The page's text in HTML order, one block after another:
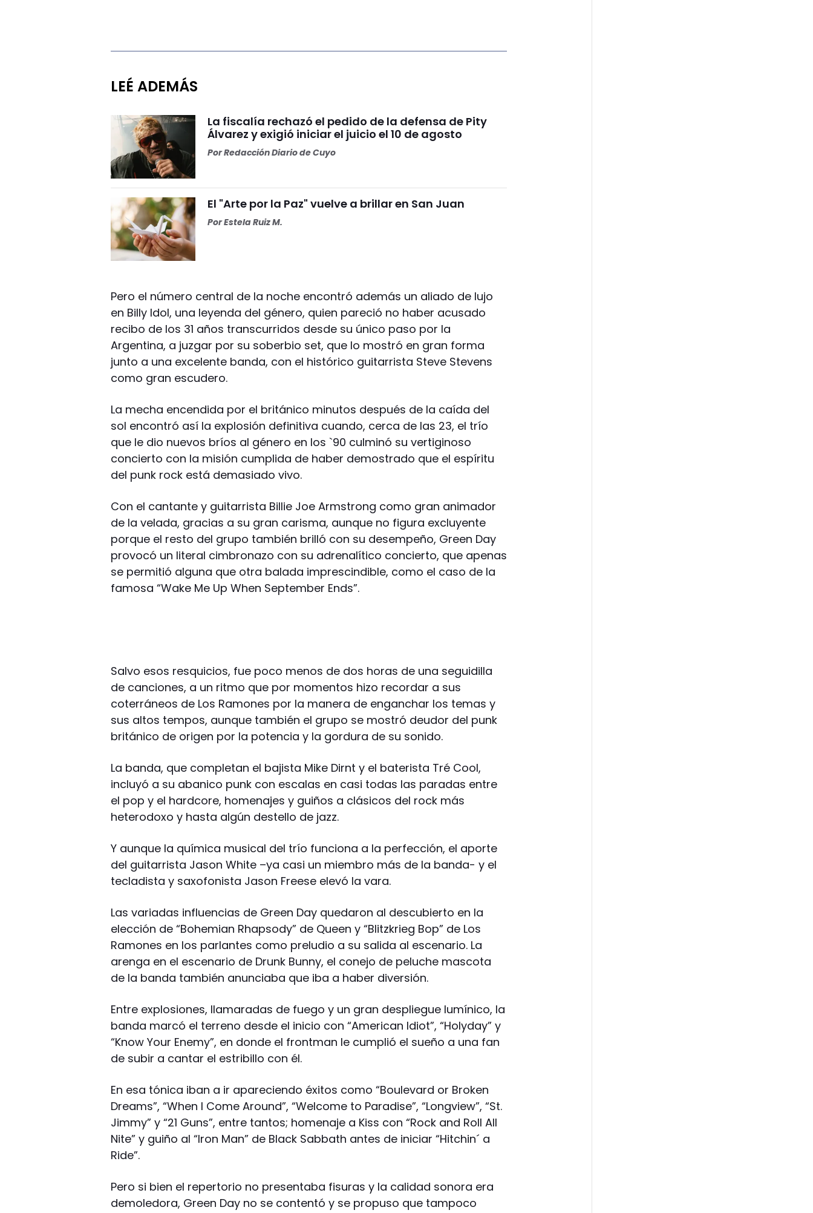
LEÉ ADEMÁS
La fiscalía rechazó el pedido de la defensa de Pity
Álvarez y exigió iniciar el juicio el 10 de agosto
PorRedacción Diario de Cuyo
El "Arte por la Paz" vuelve a brillar en San Juan
PorEstela Ruiz M.
Pero el número central de la noche encontró además un aliado de lujo
en Billy Idol, una leyenda del género, quien pareció no haber acusado
recibo de los 31 años transcurridos desde su único paso por la
Argentina, a juzgar por su soberbio set, que lo mostró en gran forma
junto a una excelente banda, con el histórico guitarrista Steve Stevens
como gran escudero.
La mecha encendida por el británico minutos después de la caída del
sol encontró así la explosión definitiva cuando, cerca de las 23, el trío
que le dio nuevos bríos al género en los `90 culminó su vertiginoso
concierto con la misión cumplida de haber demostrado que el espíritu
del punk rock está demasiado vivo.
Con el cantante y guitarrista Billie Joe Armstrong como gran animador
de la velada, gracias a su gran carisma, aunque no figura excluyente
porque el resto del grupo también brilló con su desempeño, Green Day
provocó un literal cimbronazo con su adrenalítico concierto, que apenas
se permitió alguna que otra balada imprescindible, como el caso de la
famosa “Wake Me Up When September Ends”.
Salvo esos resquicios, fue poco menos de dos horas de una seguidilla
de canciones, a un ritmo que por momentos hizo recordar a sus
coterráneos de Los Ramones por la manera de enganchar los temas y
sus altos tempos, aunque también el grupo se mostró deudor del punk
británico de origen por la potencia y la gordura de su sonido.
La banda, que completan el bajista Mike Dirnt y el baterista Tré Cool,
incluyó a su abanico punk con escalas en casi todas las paradas entre
el pop y el hardcore, homenajes y guiños a clásicos del rock más
heterodoxo y hasta algún destello de jazz.
Y aunque la química musical del trío funciona a la perfección, el aporte
del guitarrista Jason White –ya casi un miembro más de la banda- y el
tecladista y saxofonista Jason Freese elevó la vara.
Las variadas influencias de Green Day quedaron al descubierto en la
elección de “Bohemian Rhapsody” de Queen y “Blitzkrieg Bop” de Los
Ramones en los parlantes como preludio a su salida al escenario. La
arenga en el escenario de Drunk Bunny, el conejo de peluche mascota
de la banda también anunciaba que iba a haber diversión.
Entre explosiones, llamaradas de fuego y un gran despliegue lumínico, la
banda marcó el terreno desde el inicio con “American Idiot”, “Holyday” y
“Know Your Enemy”, en donde el frontman le cumplió el sueño a una fan
de subir a cantar el estribillo con él.
En esa tónica iban a ir apareciendo éxitos como “Boulevard or Broken
Dreams”, “When I Come Around”, “Welcome to Paradise”, “Longview”, “St.
Jimmy” y “21 Guns”, entre tantos; homenaje a Kiss con “Rock and Roll All
Nite” y guiño al “Iron Man” de Black Sabbath antes de iniciar “Hitchin´ a
Ride”.
Pero si bien el repertorio no presentaba fisuras y la calidad sonora era
demoledora, Green Day no se contentó y se propuso que tampoco